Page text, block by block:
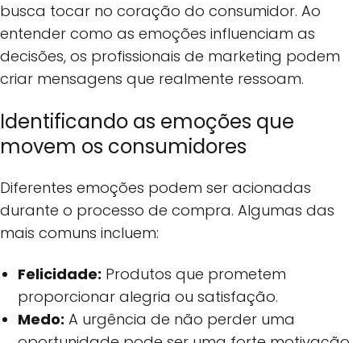
busca tocar no coração do consumidor. Ao
entender como as emoções influenciam as
decisões, os profissionais de marketing podem
criar mensagens que realmente ressoam.
Identificando as emoções que
movem os consumidores
Diferentes emoções podem ser acionadas
durante o processo de compra. Algumas das
mais comuns incluem:
Felicidade: Produtos que prometem
proporcionar alegria ou satisfação.
Medo: A urgência de não perder uma